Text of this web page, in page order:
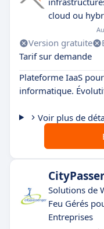
cloud ou
Version gratuite
Tarif sur demande
Plateforme IaaS
informatique.
Voir plus de
Solutions de
Feu Gérés
Entreprises